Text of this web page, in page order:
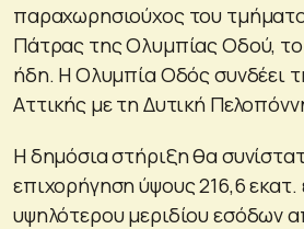
παραχωρησιούχος του
Πάτρας της Ολυμπίας Οδού, το
ήδη. Η Ολυμπία Οδός συνδέει
Αττικής με τη Δυτική
Η δημόσια στήριξη θα
επιχορήγηση ύψους 216,6
υψηλότερου μεριδίου εσόδων